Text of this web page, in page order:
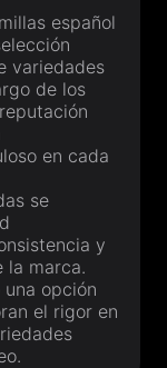
español
variedades
de los
en cada
se
y
la marca.
opción
el rigor en